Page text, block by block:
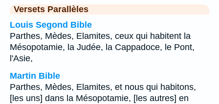
Versets Parallèles
Louis Segond Bible
Parthes, Mèdes, Elamites, ceux qui habitent la
Mésopotamie, la Judée, la Cappadoce, le Pont,
l'Asie,
Martin Bible
Parthes, Mèdes, Elamites, et nous qui habitons,
[les uns] dans la Mésopotamie, [les autres] en